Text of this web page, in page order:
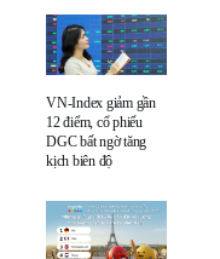
VN-Index giảm gần
12 điểm, cổ phiếu
DGC bất ngờ tăng
kịch biên độ